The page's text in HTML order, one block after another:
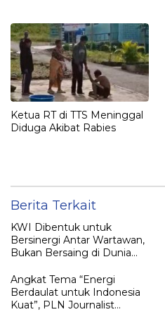
Ketua RT di TTS Meninggal
Diduga Akibat Rabies
Berita Terkait
KWI Dibentuk untuk
Bersinergi Antar Wartawan,
Bukan Bersaing di Dunia
Angkat Tema “Energi
Berdaulat untuk Indonesia
Kuat”, PLN Journalist